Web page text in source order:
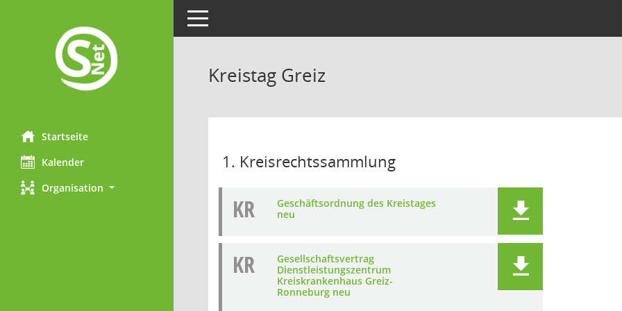
Startseite
Kalender
Organisation
Toggle navigation
Kreistag Greiz
1. Kreisrechtssammlung
KR
Geschäftsordnung des Kreistages
neu
KR
Gesellschaftsvertrag
Dienstleistungszentrum
Kreiskrankenhaus Greiz-
Ronneburg neu